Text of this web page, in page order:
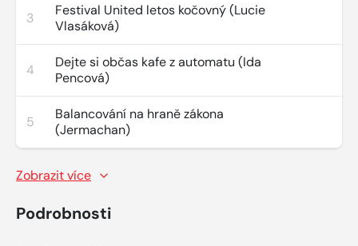
3
Festival United letos kočovný (Lucie
Vlasáková)
4
Dejte si občas kafe z automatu (Ida
Pencová)
5
Balancování na hraně zákona
(Jermachan)
Zobrazit více
Podrobnosti